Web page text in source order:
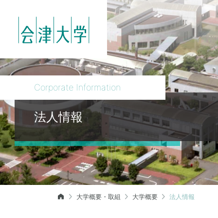
法人情報
Corporate Information
大学概要・取組 大学概要 法人情報